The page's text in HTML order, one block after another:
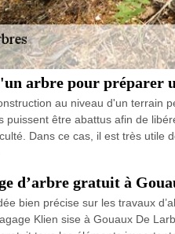
arbre pour préparer
au niveau d'un terrain
puissent être abattus afin de
Dans ce cas, il est très utile
d’arbre gratuit à
bien précise sur les travaux
Klien sise à Gouaux De